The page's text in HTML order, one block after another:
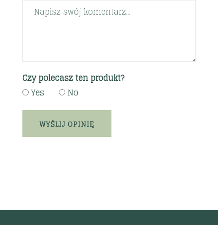
Czy polecasz ten produkt?
Yes
No